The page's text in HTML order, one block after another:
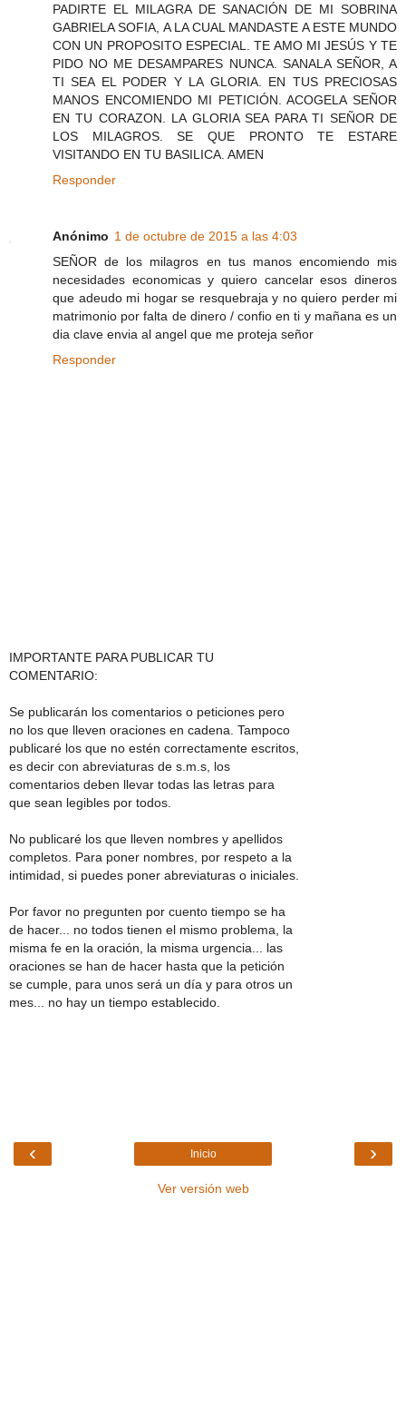
PADIRTE EL MILAGRA DE SANACIÓN DE MI SOBRINA
GABRIELA SOFIA, A LA CUAL MANDASTE A ESTE MUNDO
CON UN PROPOSITO ESPECIAL. TE AMO MI JESÚS Y TE
PIDO NO ME DESAMPARES NUNCA. SANALA SEÑOR, A
TI SEA EL PODER Y LA GLORIA. EN TUS PRECIOSAS
MANOS ENCOMIENDO MI PETICIÓN. ACOGELA SEÑOR
EN TU CORAZON. LA GLORIA SEA PARA TI SEÑOR DE
LOS MILAGROS. SE QUE PRONTO TE ESTARE
VISITANDO EN TU BASILICA. AMEN
Responder
Anónimo 1 de octubre de 2015 a las 4:03
SEÑOR de los milagros en tus manos encomiendo mis
necesidades economicas y quiero cancelar esos dineros
que adeudo mi hogar se resquebraja y no quiero perder mi
matrimonio por falta de dinero / confio en ti y mañana es un
dia clave envia al angel que me proteja señor
Responder
IMPORTANTE PARA PUBLICAR TU
COMENTARIO:
Se publicarán los comentarios o peticiones pero
no los que lleven oraciones en cadena. Tampoco
publicaré los que no estén correctamente escritos,
es decir con abreviaturas de s.m.s, los
comentarios deben llevar todas las letras para
que sean legibles por todos.
No publicaré los que lleven nombres y apellidos
completos. Para poner nombres, por respeto a la
intimidad, si puedes poner abreviaturas o iniciales.
Por favor no pregunten por cuento tiempo se ha
de hacer... no todos tienen el mismo problema, la
misma fe en la oración, la misma urgencia... las
oraciones se han de hacer hasta que la petición
se cumple, para unos será un día y para otros un
mes... no hay un tiempo establecido.
‹ ›
Inicio
Ver versión web